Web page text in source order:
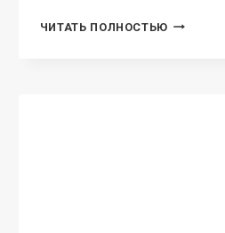
ЧИТАТЬ ПОЛНОСТЬЮ ПРИЗРАК